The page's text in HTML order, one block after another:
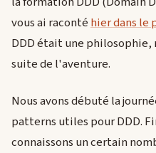
vous ai racontéhier dans le
DDD était une philosophie,
suite de l'aventure.
Nous avons débuté la
patterns utiles pour DDD.
connaissons un certain